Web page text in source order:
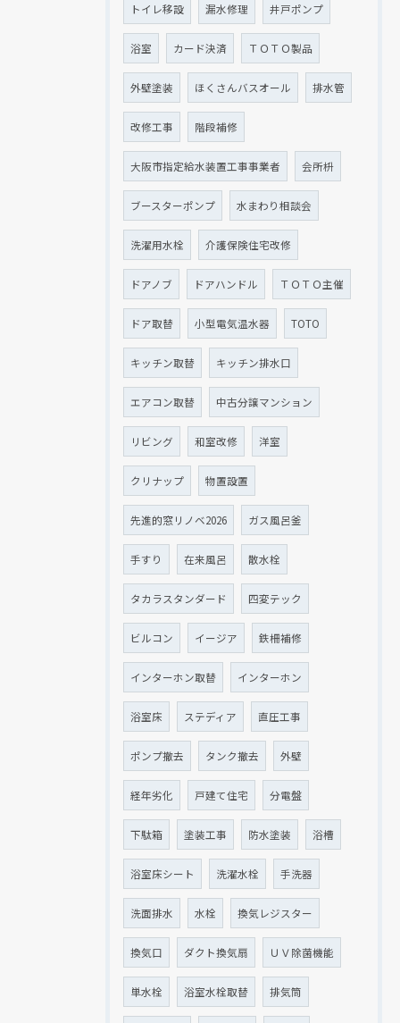
トイレ移設 漏水修理 井戸ポンプ
浴室 カード決済 ＴＯＴＯ製品
外壁塗装 ほくさんバスオール 排水管
改修工事 階段補修
大阪市指定給水装置工事事業者 会所枡
ブースターポンプ 水まわり相談会
洗濯用水栓 介護保険住宅改修
ドアノブ ドアハンドル ＴＯＴＯ主催
ドア取替 小型電気温水器 TOTO
キッチン取替 キッチン排水口
エアコン取替 中古分譲マンション
リビング 和室改修 洋室
クリナップ 物置設置
先進的窓リノベ2026 ガス風呂釜
手すり 在来風呂 散水栓
タカラスタンダード 四変テック
ビルコン イージア 鉄柵補修
インターホン取替 インターホン
浴室床 ステディア 直圧工事
ポンプ撤去 タンク撤去 外壁
経年劣化 戸建て住宅 分電盤
下駄箱 塗装工事 防水塗装 浴槽
浴室床シート 洗濯水栓 手洗器
洗面排水 水栓 換気レジスター
換気口 ダクト換気扇 ＵＶ除菌機能
単水栓 浴室水栓取替 排気筒